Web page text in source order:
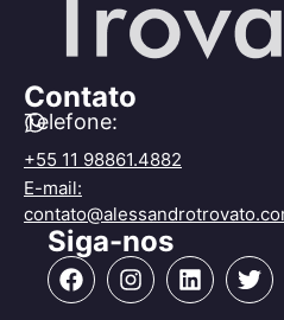
Contato
Telefone:
+55 11 98861.4882
E-mail:
Siga-nos